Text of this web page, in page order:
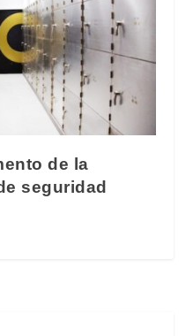
de la
seguridad